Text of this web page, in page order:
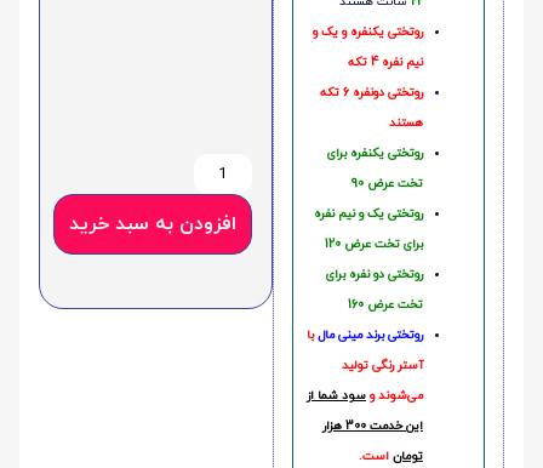
روتختی یکنفره و یک و
نیم نفره 4 تکه
روتختی دونفره 6 تکه
هستند
روتختی یکنفره برای
تخت عرض 90
روتختی یک و نیم نفره
برای تخت عرض 120
روتختی دو نفره برای
تخت عرض 160
روتختی‌ برند مینی مالبا
آستر رنگی تولید
می‌شوند و سود شما از
این خدمت 300 هزار
تومان است.
افزودن به سبد خرید